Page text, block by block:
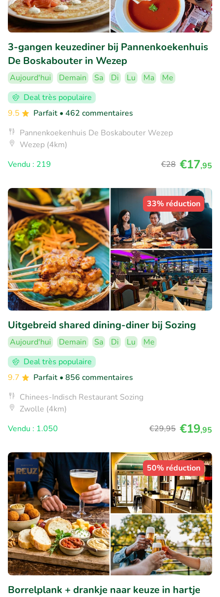
3-gangen keuzediner bij Pannenkoekenhuis
De Boskabouter in Wezep
Aujourd'hui Demain Sa Di Lu Ma
Me
Deal très populaire
9.5
Parfait • 462 commentaires
Pannenkoekenhuis De Boskabouter Wezep
Wezep (4km)
Vendu : 219
€28 €17,95
33% réduction
Uitgebreid shared dining-diner bij Sozing
Aujourd'hui Demain Sa Di Lu
Me
Deal très populaire
9.7
Parfait • 856 commentaires
Chinees-Indisch Restaurant Sozing
Zwolle (4km)
Vendu : 1.050
€29,95 €19,95
50% réduction
Borrelplank + drankje naar keuze in hartje